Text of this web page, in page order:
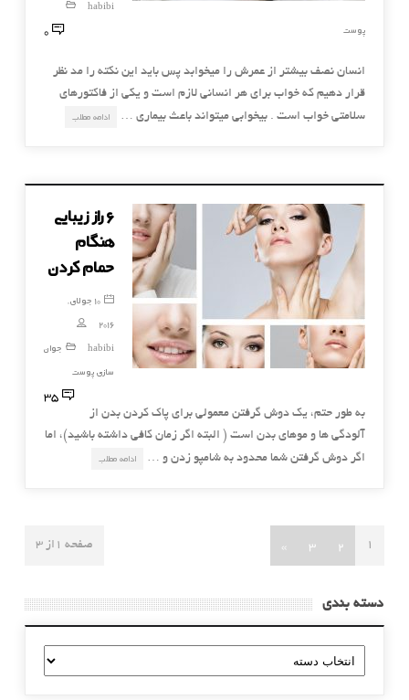
habibi
پوست
0
انسان نصف بیشتر از عمرش را میخوابد پس باید این نکته را مد نظر
قرار دهیم که خواب برای هر انسانی لازم است و یکی از فاکتورهای
سلامتی خواب است . بیخوابی میتواند باعث بیماری …
ادامه مطلب
۶ راز زیبایی
هنگام
حمام کردن
10 جولای,
2016
habibi
جوان
سازی پوست
35
به طور حتم، یک دوش گرفتن معمولی برای پاک کردن بدن از
آلودگی ها و موهای بدن است ( البته اگر زمان کافی داشته باشید)، اما
اگر دوش گرفتن شما محدود به شامپو زدن و …
ادامه مطلب
صفحه 1از 3 1
2
3
»
دسته بندی
دسته
بندی